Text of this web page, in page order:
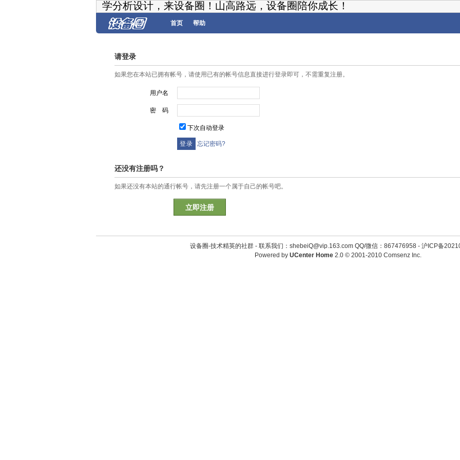
学分析设计，来设备圈！山高路远，设备圈陪你成长！
首页 帮助
请登录
如果您在本站已拥有帐号，请使用已有的帐号信息直接进行登录即可，不需重复注册。
用户名
密 码
下次自动登录
忘记密码?
还没有注册吗？
如果还没有本站的通行帐号，请先注册一个属于自己的帐号吧。
立即注册
设备圈-技术精英的社群 - 联系我们：shebeiQ@vip.163.com QQ/微信：867476958- 沪ICP备
Powered by UCenter Home 2.0© 2001-2010 Comsenz Inc.